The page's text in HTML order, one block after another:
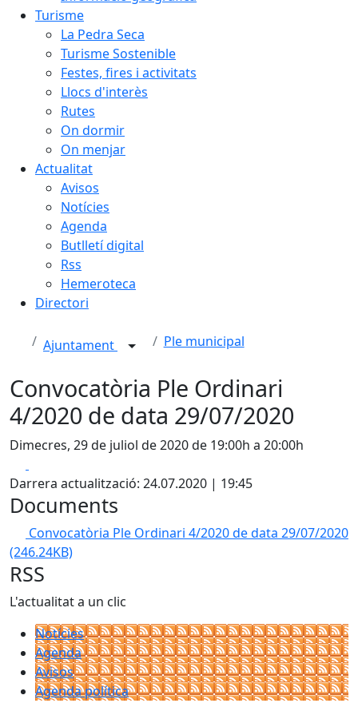
Turisme
La Pedra Seca
Turisme Sostenible
Festes, fires i activitats
Llocs d'interès
Rutes
On dormir
On menjar
Actualitat
Avisos
Notícies
Agenda
Butlletí digital
Rss
Hemeroteca
Directori
Ajuntament Ple municipal
Convocatòria Ple Ordinari
4/2020 de data 29/07/2020
Dimecres, 29 de juliol de 2020 de 19:00h a 20:00h
Darrera actualització: 24.07.2020 | 19:45
Documents
Convocatòria Ple Ordinari 4/2020 de data 29/07/2020
(246.24KB)
RSS
L'actualitat a un clic
Notícies
Agenda
Avisos
Agenda política